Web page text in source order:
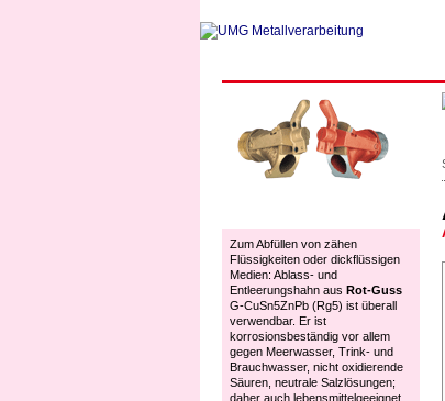
Zum Abfüllen von zähen
Flüssigkeiten oder dickflüssigen
Medien: Ablass- und
Entleerungshahn aus Rot-Guss
G-CuSn5ZnPb (Rg5) ist überall
verwendbar. Er ist
korrosionsbeständig vor allem
gegen Meerwasser, Trink- und
Brauchwasser, nicht oxidierende
Säuren, neutrale Salzlösungen;
daher auch lebensmittelgeeignet.